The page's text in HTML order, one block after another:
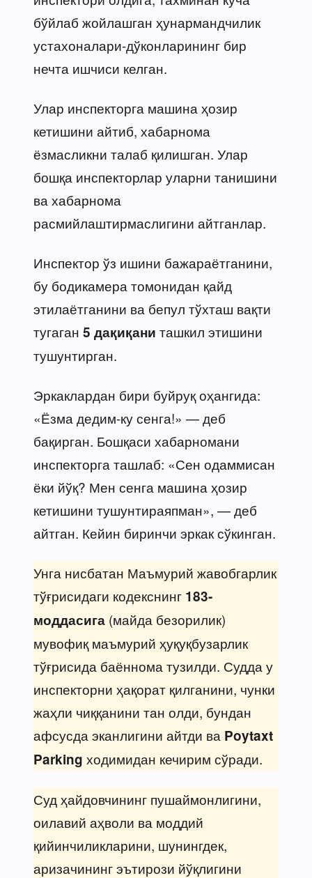
бўйлаб жойлашган ҳунармандчилик
устахоналари-дўконларининг бир
нечта ишчиси келган.
Улар инспекторга машина ҳозир
кетишини айтиб, хабарнома
ёзмасликни талаб қилишган. Улар
бошқа инспекторлар уларни танишини
ва хабарнома
расмийлаштирмаслигини айтганлар.
Инспектор ўз ишини бажараётганини,
бу бодикамера томонидан қайд
этилаётганини ва бепул тўхташ вақти
тугаган 5 дақиқани ташкил этишини
тушунтирган.
Эркаклардан бири буйруқ оҳангида:
«Ёзма дедим-ку сенга!» — деб
бақирган. Бошқаси хабарномани
инспекторга ташлаб: «Сен одаммисан
ёки йўқ? Мен сенга машина ҳозир
кетишини тушунтираяпман», — деб
айтган. Кейин биринчи эркак сўкинган.
Унга нисбатан Маъмурий жавобгарлик
тўғрисидаги кодекснинг 183-
моддасига (майда безорилик)
мувофиқ маъмурий ҳуқуқбузарлик
тўғрисида баённома тузилди. Судда у
инспекторни ҳақорат қилганини, чунки
жаҳли чиққанини тан олди, бундан
афсусда эканлигини айтди ва Poytaxt
Parking ходимидан кечирим сўради.
Суд ҳайдовчининг пушаймонлигини,
оилавий аҳволи ва моддий
қийинчиликларини, шунингдек,
аризачининг эътирози йўқлигини